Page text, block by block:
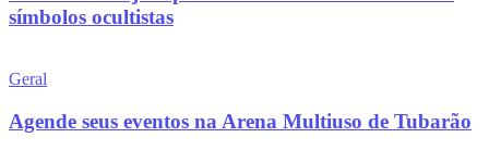
símbolos ocultistas
Geral
Agende seus eventos na Arena Multiuso de Tubarão